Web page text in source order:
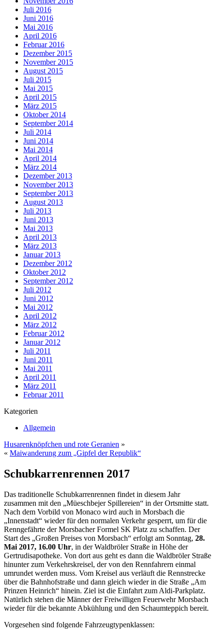
Juli 2016
Juni 2016
Mai 2016
April 2016
Februar 2016
Dezember 2015
November 2015
August 2015
Juli 2015
Mai 2015
April 2015
März 2015
Oktober 2014
September 2014
Juli 2014
Juni 2014
Mai 2014
April 2014
März 2014
Dezember 2013
November 2013
September 2013
August 2013
Juli 2013
Juni 2013
Mai 2013
April 2013
März 2013
Januar 2013
Dezember 2012
Oktober 2012
September 2012
Juli 2012
Juni 2012
Mai 2012
April 2012
März 2012
Februar 2012
Januar 2012
Juli 2011
Juni 2011
Mai 2011
April 2011
März 2011
Februar 2011
Kategorien
Allgemein
Husarenknöpfchen und rote Geranien »
« Maiwanderung zum „Gipfel der Republik“
Schubkarrenrennen 2017
Das traditionelle Schubkarrenrennen findet in diesem Jahr
zusammen mit den „Müeschbejer Spillereien“ in der Ortsmitte statt.
Nach dem Vorbild von Monaco wird auch in Morsbach die
„Innenstadt“ wieder für den normalen Verkehr gesperrt, um für die
Renngefährte der Morsbacher Formel SK Platz zu schaffen. Der
Start des „Großen Preises von Morsbach“ erfolgt am Sonntag, 28.
Mai 2017, 16.00 Uhr, in der Waldbröler Straße in Höhe der
Gertrudisapotheke. Von dort aus geht es dann die Waldbröler Straße
hinunter zum Verkehrskreisel, der von den Rennfahrern einmal
umrundet werden muss. Vom Kreisel aus verläuft die Rennstrecke
über die Bahnhofstraße und dann gleich wieder in die Straße „Am
Prinzen Heinrich“ hinein. Ziel ist die Einfahrt zum Aldi-Parkplatz.
Natürlich stehen die Männer der Freiwilligen Feuerwehr Morsbach
wieder für die bekannte Abkühlung und den Schaumteppich bereit.
Vorgesehen sind folgende Fahrzeugtypenklassen: